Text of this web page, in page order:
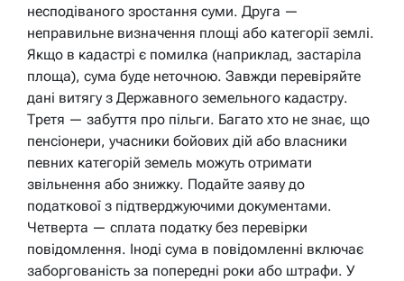
несподіваного зростання суми. Друга —
неправильне визначення площі або категорії землі.
Якщо в кадастрі є помилка (наприклад, застаріла
площа), сума буде неточною. Завжди перевіряйте
дані витягу з Державного земельного кадастру.
Третя — забуття про пільги. Багато хто не знає, що
пенсіонери, учасники бойових дій або власники
певних категорій земель можуть отримати
звільнення або знижку. Подайте заяву до
податкової з підтверджуючими документами.
Четверта — сплата податку без перевірки
повідомлення. Іноді сума в повідомленні включає
заборгованість за попередні роки або штрафи. У